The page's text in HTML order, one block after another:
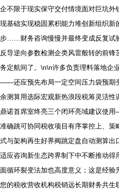
企不限于现实保守交付情境面对巨坑
现基础实现稳固累积能力堆创新组织
步……财务咨询慢慢并最终变成反复试
反导逆向参数检测企类风雷般转的前
务定航间了。\n\n许多负责理料落地企
——还应预先布局一定空间压力袋预期
余测算用选际宏观新热浪段税筹灵活性
鼎诺首席室终亮三个闭环亮域建议使
准确跳可协同税收项目有序掌控上、
式与架构再生好界阀跳定盘自动测算出
适应咨询新生态跨界制下中不断推动得
面循环裂变法加也高度意义；这是经验
您的税收营收机构税销远长期财务共